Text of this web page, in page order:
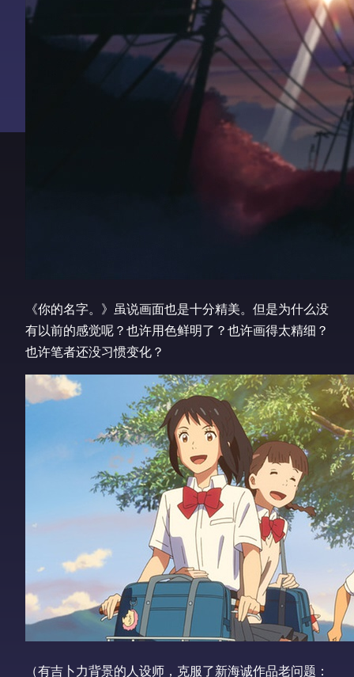
《你的名字。》虽说画面也是十分精美。但是为什么没
有以前的感觉呢？也许用色鲜明了？也许画得太精细？
也许笔者还没习惯变化？
（有吉卜力背景的人设师，克服了新海诚作品老问题：